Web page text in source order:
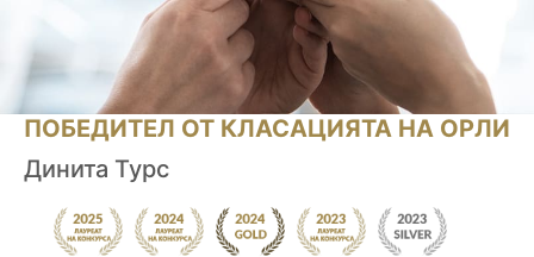
ПОБЕДИТЕЛ ОТ КЛАСАЦИЯТА НА ОРЛИ
Динита Турс